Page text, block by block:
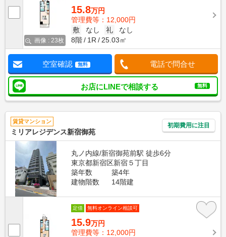
画像 : 23枚
15.8万円
管理費等：12,000円
敷
なし 礼
なし
8階
1R 25.03㎡
空室確認 無料 電話で問合せ
お店にLINEで相談する 無料
賃貸マンション
ミリアレジデンス新宿御苑
初期費用に注目
丸ノ内線/新宿御苑前駅 徒歩6分
東京都新宿区新宿５丁目
築年数
築4年
建物階数
14階建
定借 無料オンライン相談可
15.9万円
管理費等：12,000円